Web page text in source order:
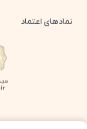
نمادهای اعتماد